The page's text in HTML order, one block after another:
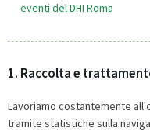
eventi del DHI Roma
1. Raccolta e
Lavoriamo costantemente
tramite statistiche sulla